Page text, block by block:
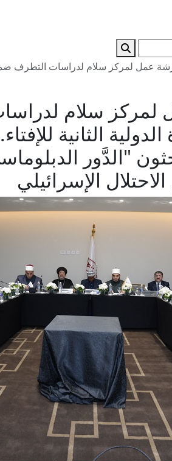
عمل لمركز سلام لدراسات التطرف
سلام
الدولية الثانية
"الدَّور
الإسرائيلي